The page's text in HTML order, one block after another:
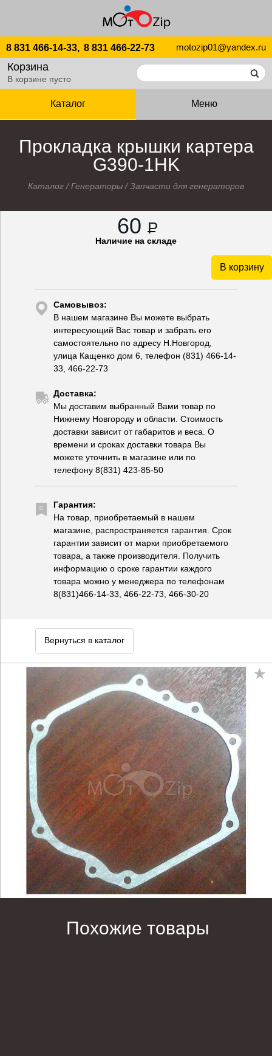
8 831 466-14-33, 8 831 466-22-73 motozip01@yandex.ru
Корзина
В корзине пусто
Каталог Меню
Прокладка крышки картера
G390-1HK
Каталог /Генераторы /Запчасти для генераторов
60 P
Наличие на складе
В корзину
Самовывоз:
В нашем магазине Вы можете выбрать
интересующий Вас товар и забрать его
самостоятельно по адресу Н.Новгород,
улица Кащенко дом 6, телефон (831) 466-14-
33, 466-22-73
Доставка:
Мы доставим выбранный Вами товар по
Нижнему Новгороду и области. Стоимость
доставки зависит от габаритов и веса. О
времени и сроках доставки товара Вы
можете уточнить в магазине или по
телефону 8(831) 423-85-50
Гарантия:
На товар, приобретаемый в нашем
магазине, распространяется гарантия. Срок
гарантии зависит от марки приобретаемого
товара, а также производителя. Получить
информацию о сроке гарантии каждого
товара можно у менеджера по телефонам
8(831)466-14-33, 466-22-73, 466-30-20
Вернуться в каталог
Похожие товары